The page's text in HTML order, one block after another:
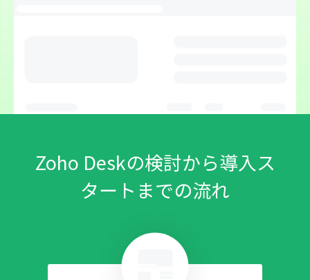
Zoho Deskの検討から導入ス
タートまでの流れ